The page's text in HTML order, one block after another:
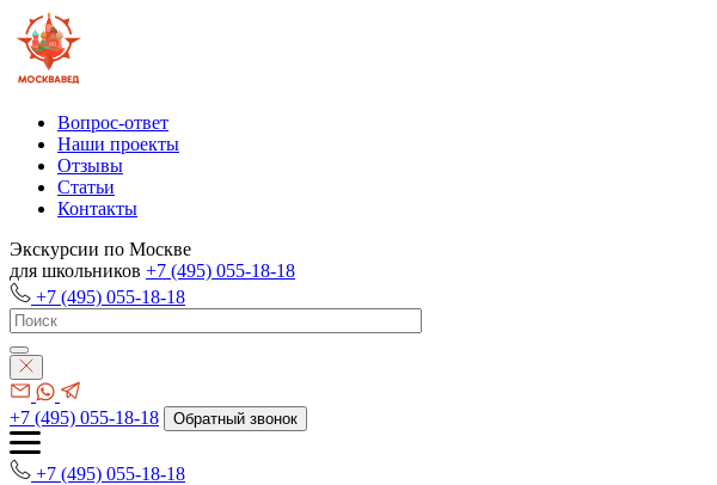
Вопрос-ответ
Наши проекты
Отзывы
Статьи
Контакты
Экскурсии по Москве
для школьников +7 (495) 055-18-18
+7 (495) 055-18-18
+7 (495) 055-18-18 Обратный звонок
+7 (495) 055-18-18